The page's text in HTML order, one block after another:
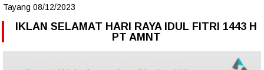
Tayang 08/12/2023
IKLAN SELAMAT HARI RAYA IDUL FITRI 1443 H
PT AMNT